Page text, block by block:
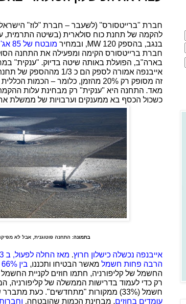
חברת "ברייטסורס" (לשעבר – חברת "לוז"
להקמה של תחנת כוח סולארית (בשיטה התרמית,
בנגב, בהספק 120
MW, ובמחיר מובטח של 85 אג' לקוט"ש
חברת ברייטסורס הקימה ומפעילה את התחנה
אייבנפה אמורה לספק הם כ
זה מסופק רק 20% מהזמן, כלומר –
כשכול הכסף בא ממענקים וערבויות של ממשלת
בתמונה: התחנה פוטוגנית, אבל לא
אייבנפה נכשלה כישלון חרוץ. מאז החלה לפעול, ב 2013
הרבה פחות חשמל מאשר הבטיחו ותכננו, בין 66% פחות ל 33% פחות
החשמל של קליפורניה, חתמו חוזים לקניית
רק כדי לעמוד בדרישות הממשלה של קליפורניה,
חשמל (33%) ממקורות "מתחדשים". כעת מתברר שאייבנפה (וברייטסורס)
עומדים בחוזים, מבחינת הכמות שהובטחה,